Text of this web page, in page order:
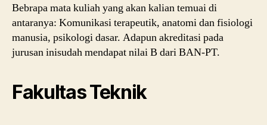
Bebrapa mata kuliah yang akan kalian temuai di
antaranya: Komunikasi terapeutik, anatomi dan fisiologi
manusia, psikologi dasar. Adapun akreditasi pada
jurusan inisudah mendapat nilai B dari BAN-PT.
Fakultas Teknik